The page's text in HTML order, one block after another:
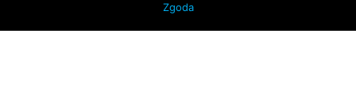
WordPress
Zgoda